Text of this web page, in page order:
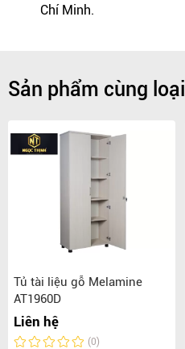
Chí Minh.
Sản phẩm cùng loại
Tủ tài liệu gỗ Melamine
AT1960D
Liên hệ
(0)